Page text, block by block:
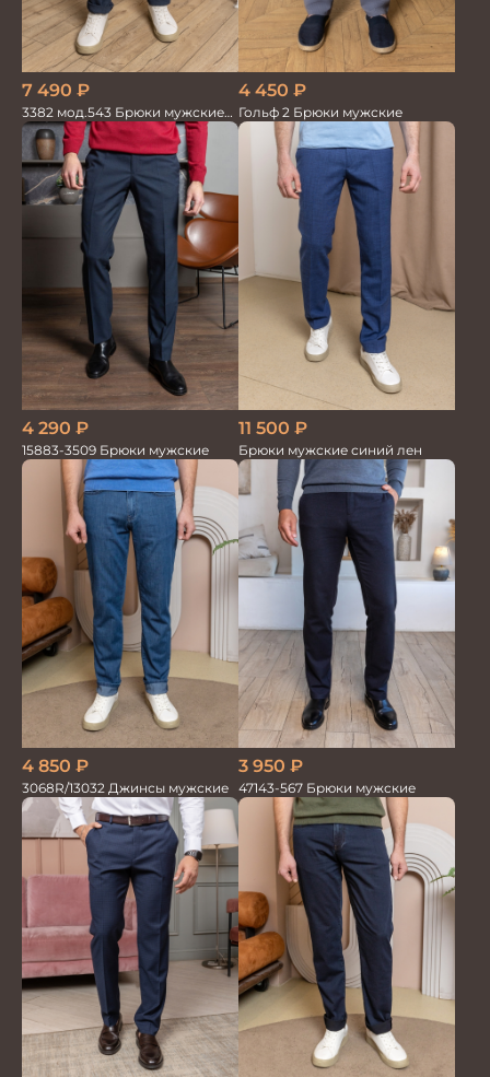
7 490 ₽
3382 мод.543 Брюки мужские
син.меланж трикотаж
4 450 ₽
Гольф 2 Брюки мужские
4 290 ₽
15883-3509 Брюки мужские
11 500 ₽
Брюки мужские синий лен
4 850 ₽
3068R/13032 Джинсы мужские
3 950 ₽
47143-567 Брюки мужские